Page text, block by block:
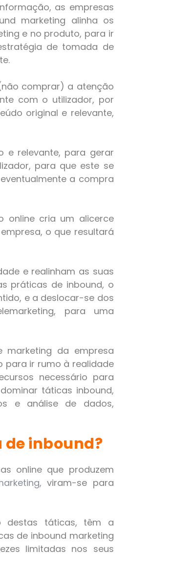
as empresas
marketing alinha os
e no produto, para ir
de tomada de
comprar) a atenção
com o utilizador, por
original e relevante,
e relevante, para gerar
para que este se
a compra
online cria um alicerce
o que resultará
e realinham as suas
práticas de inbound, o
e a deslocar-se dos
para uma
marketing da empresa
para ir rumo à realidade
necessário para
táticas inbound,
e análise de dados,
inbound?
online que produzem
viram-se para
destas táticas, têm a
de inbound marketing
limitadas nos seus